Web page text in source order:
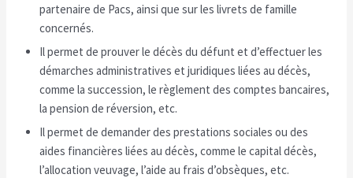
partenaire de Pacs, ainsi que sur les livrets de famille
concernés.
Il permet de prouver le décès du défunt et d’effectuer les
démarches administratives et juridiques liées au décès,
comme la succession, le règlement des comptes bancaires,
la pension de réversion, etc.
Il permet de demander des prestations sociales ou des
aides financières liées au décès, comme le capital décès,
l’allocation veuvage, l’aide au frais d’obsèques, etc.